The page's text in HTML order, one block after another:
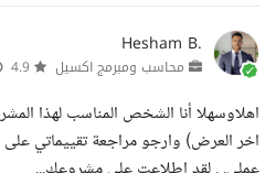
Hesham B.
محاسب ومبرمج اكسيل
اهلاوسهلا أنا الشخص المناسب لهذا
اخر العرض) وارجو مراجعة تقييماتي